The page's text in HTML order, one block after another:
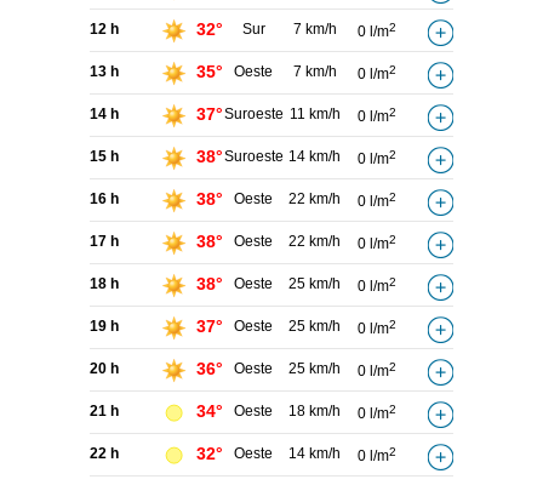
12 h 32° Sur 7 km/h 0 l/m2
13 h 35° Oeste 7 km/h 0 l/m2
14 h 37°Suroeste 11 km/h 0 l/m2
15 h 38°Suroeste 14 km/h 0 l/m2
16 h 38° Oeste 22 km/h 0 l/m2
17 h 38° Oeste 22 km/h 0 l/m2
18 h 38° Oeste 25 km/h 0 l/m2
19 h 37° Oeste 25 km/h 0 l/m2
20 h 36° Oeste 25 km/h 0 l/m2
21 h 34° Oeste 18 km/h 0 l/m2
22 h 32° Oeste 14 km/h 0 l/m2